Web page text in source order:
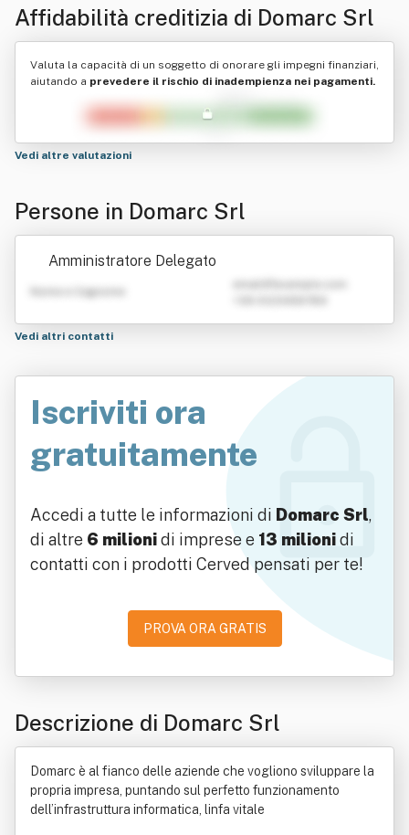
Affidabilità creditizia di Domarc Srl
Valuta la capacità di un soggetto di onorare gli impegni finanziari,
aiutando a prevedere il rischio di inadempienza nei pagamenti.
Vedi altre valutazioni
Persone in Domarc Srl
Amministratore Delegato
Nome e Cognome
Vedi altri contatti
Iscriviti ora
gratuitamente
Accedi a tutte le informazioni di Domarc Srl,
di altre 6 milionidi imprese e 13 milionidi
contatti con i prodotti Cerved pensati per te!
PROVA ORA GRATIS
Descrizione di Domarc Srl
Domarc è al fianco delle aziende che vogliono sviluppare la
propria impresa, puntando sul perfetto funzionamento
dell’infrastruttura informatica, linfa vitale